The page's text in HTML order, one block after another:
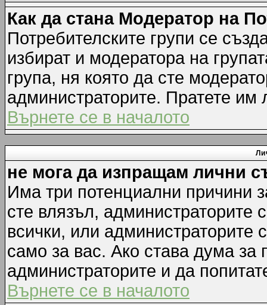
Как да стана Модератор на
Потребителските групи се
избират и модератора на
група, ня която да сте
администраторите. Пратете
Върнете се в началото
не мога да изпращам лични
Има три потенциални причини
сте влязъл, администраторите
всички, или
само за вас. Ако става дума за
администраторите и да
Върнете се в началото